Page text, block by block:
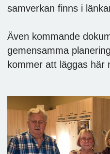
samverkan finns i
Även kommande
gemensamma
kommer att läggas här